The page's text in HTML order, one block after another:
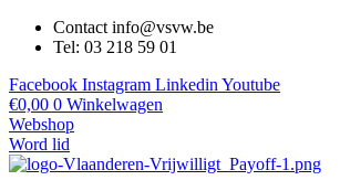
Contact info@vsvw.be
Tel: 03 218 59 01
Facebook Instagram Linkedin Youtube
€0,00 0 Winkelwagen
Webshop
Word lid